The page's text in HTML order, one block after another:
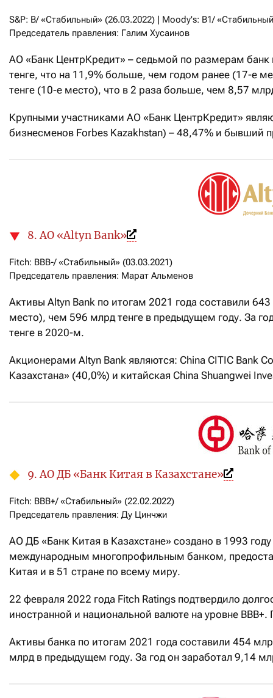
S&P: B/ «Стабильный» (26.03.2022) | Moody's: В1/
Председатель правления: Галим Хусаинов
АО «Банк ЦентрКредит» – седьмой по размерам банк
тенге, что на 11,9% больше, чем годом ранее (17-е
тенге (10-е место), что в 2 раза больше, чем 8,57
Крупными участниками АО «Банк ЦентрКредит»
бизнесменов Forbes Kazakhstan) – 48,47% и бывший
8. АО «Altyn Bank»
Fitch: ВВВ-/ «Стабильный» (03.03.2021)
Председатель правления: Марат Альменов
Активы Altyn Bank по итогам 2021 года составили
место), чем 596 млрд тенге в предыдущем году. За
тенге в 2020-м.
Акционерами Altyn Bank являются: China CITIC Bank
Казахстана» (40,0%) и китайская China Shuangwei
9. АО ДБ «Банк Китая в Казахстане»
Fitch: ВВВ+/ «Стабильный» (22.02.2022)
Председатель правления: Ду Цинчжи
АО ДБ «Банк Китая в Казахстане» создано в 1993
международным многопрофильным банком,
Китая и в 51 стране по всему миру.
22 февраля 2022 года Fitch Ratings подтвердило
иностранной и национальной валюте на уровне
Активы банка по итогам 2021 года составили 454
млрд в предыдущем году. За год он заработал 9,14